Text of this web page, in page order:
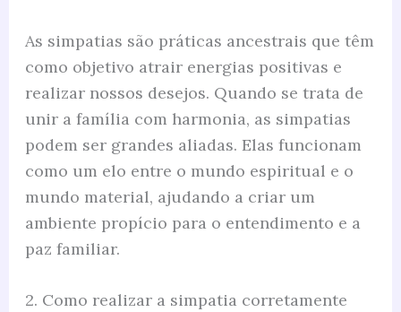
As simpatias são práticas ancestrais que têm
como objetivo atrair energias positivas e
realizar nossos desejos. Quando se trata de
unir a família com harmonia, as simpatias
podem ser grandes aliadas. Elas funcionam
como um elo entre o mundo espiritual e o
mundo material, ajudando a criar um
ambiente propício para o entendimento e a
paz familiar.
2. Como realizar a simpatia corretamente